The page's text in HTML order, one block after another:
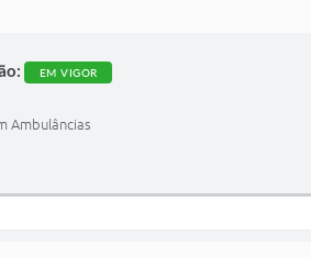
EM VIGOR
Ambulâncias